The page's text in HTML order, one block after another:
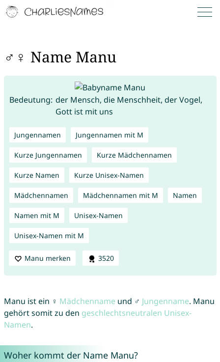
♂♀ Name Manu
Bedeutung: der Mensch, die Menschheit, der Vogel,
Gott ist mit uns
Jungennamen Jungennamen mit M
Kurze Jungennamen Kurze Mädchennamen
Kurze Namen Kurze Unisex-Namen
Mädchennamen Mädchennamen mit M Namen
Namen mit M Unisex-Namen
Unisex-Namen mit M
Manu merken 3520
Manu ist ein ♀ Mädchenname und ♂ Jungenname. Manu
gehört somit zu den geschlechtsneutralen Unisex-
Namen.
Woher kommt der Name Manu?